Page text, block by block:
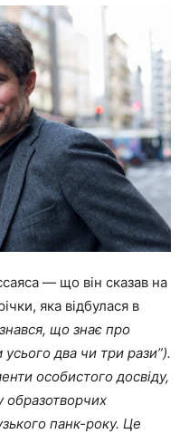
— що він сказав на
яка відбулася в
що знає про
два чи три рази”).
особистого досвіду,
образотворчих
панк-року. Це